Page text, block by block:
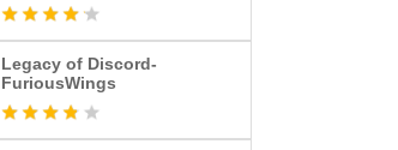
Legacy of Discord-
FuriousWings